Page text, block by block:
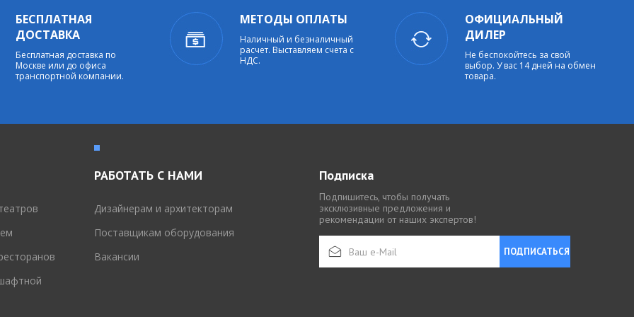
БЕСПЛАТНАЯ
ДОСТАВКА
Бесплатная доставка по
Москве или до офиса
транспортной компании.
МЕТОДЫ ОПЛАТЫ
Наличный и безналичный
расчет. Выставляем счета с
НДС.
ОФИЦИАЛЬНЫЙ
ДИЛЕР
Не беспокойтесь за свой
выбор. У вас 14 дней на обмен
товара.
РАБОТАТЬ С НАМИ
Дизайнерам и архитекторам
Поставщикам оборудования
Вакансии
Подписка
Подпишитесь, чтобы получать
эксклюзивные предложения и
рекомендации от наших экспертов!
ПОДПИСАТЬСЯ